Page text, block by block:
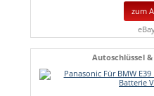
zum
Autoschlüssel